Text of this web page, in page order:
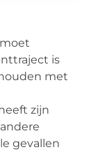
is
met
zijn
gevallen